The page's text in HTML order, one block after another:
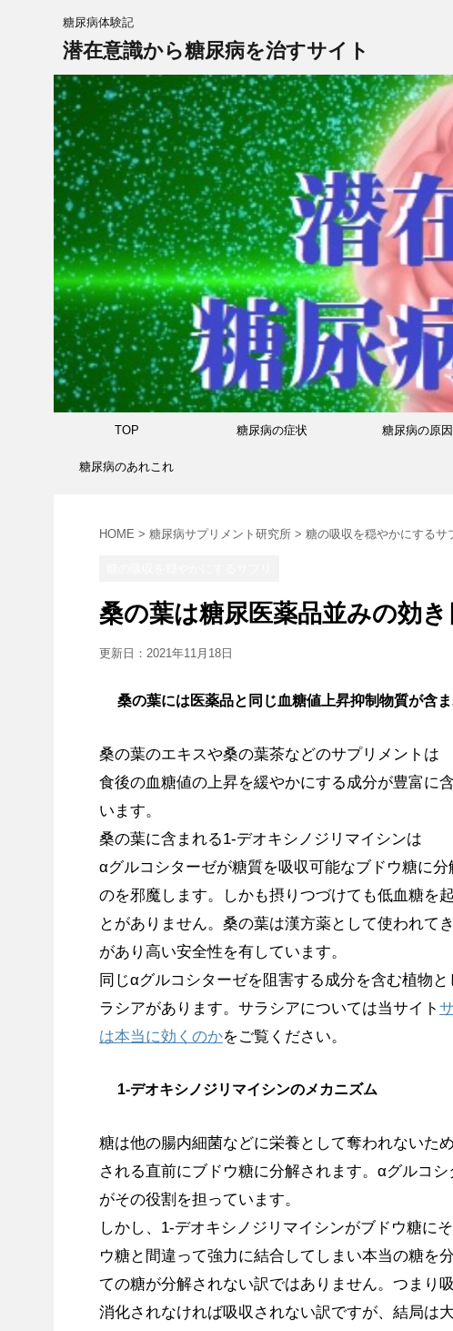
糖尿病体験記
潜在意識から糖尿病を治すサイト
TOP 糖尿病の症状 糖尿病の原因
糖尿病のあれこれ
HOME > 糖尿病サプリメント研究所 > 糖の吸収を穏やかにするサ
桑の葉は糖尿医薬品並みの効き
更新日： 2021年11月18日
桑の葉には医薬品と同じ血糖値上昇抑制物質が含ま
桑の葉のエキスや桑の葉茶などのサプリメントは
食後の血糖値の上昇を緩やかにする成分が豊富に
います。
桑の葉に含まれる1-デオキシノジリマイシンは
αグルコシターゼが糖質を吸収可能なブドウ糖に分
のを邪魔します。しかも摂りつづけても低血糖を
とがありません。桑の葉は漢方薬として使われて
があり高い安全性を有しています。
同じαグルコシターゼを阻害する成分を含む植物と
ラシアがあります。サラシアについては当サイト
は本当に効くのかをご覧ください。
1-デオキシノジリマイシンのメカニズム
糖は他の腸内細菌などに栄養として奪われないた
される直前にブドウ糖に分解されます。αグルコシ
がその役割を担っています。
しかし、1-デオキシノジリマイシンがブドウ糖に
ウ糖と間違って強力に結合してしまい本当の糖を
ての糖が分解されない訳ではありません。つまり
消化されなければ吸収されない訳ですが、結局は